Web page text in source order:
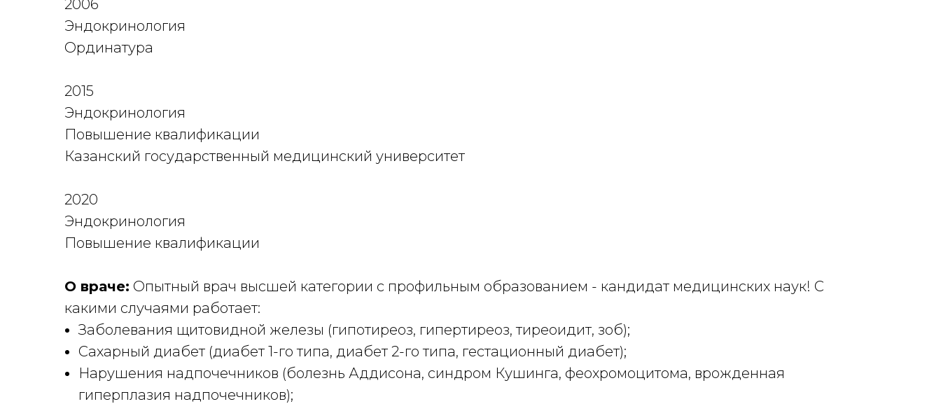
2006
Эндокринология
Ординатура
2015
Эндокринология
Повышение квалификации
Казанский государственный медицинский университет
2020
Эндокринология
Повышение квалификации
О враче: Опытный врач высшей категории с профильным образованием - кандидат медицинских наук! С
какими случаями работает:
Заболевания щитовидной железы (гипотиреоз, гипертиреоз, тиреоидит, зоб);
Сахарный диабет (диабет 1-го типа, диабет 2-го типа, гестационный диабет);
Нарушения надпочечников (болезнь Аддисона, синдром Кушинга, феохромоцитома, врожденная
гиперплазия надпочечников);